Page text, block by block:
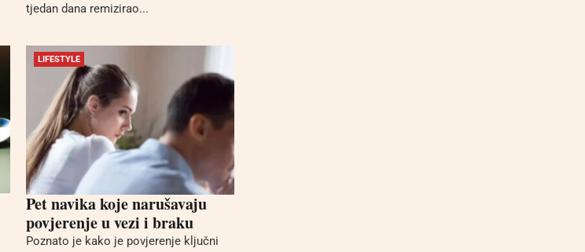
tjedan dana remizirao...
LIFESTYLE
Pet navika koje narušavaju
povjerenje u vezi i braku
Poznato je kako je povjerenje ključni